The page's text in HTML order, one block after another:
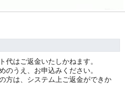
代はご返金いたしかねます。
のうえ、お申込みください。
方は、システム上ご返金ができか